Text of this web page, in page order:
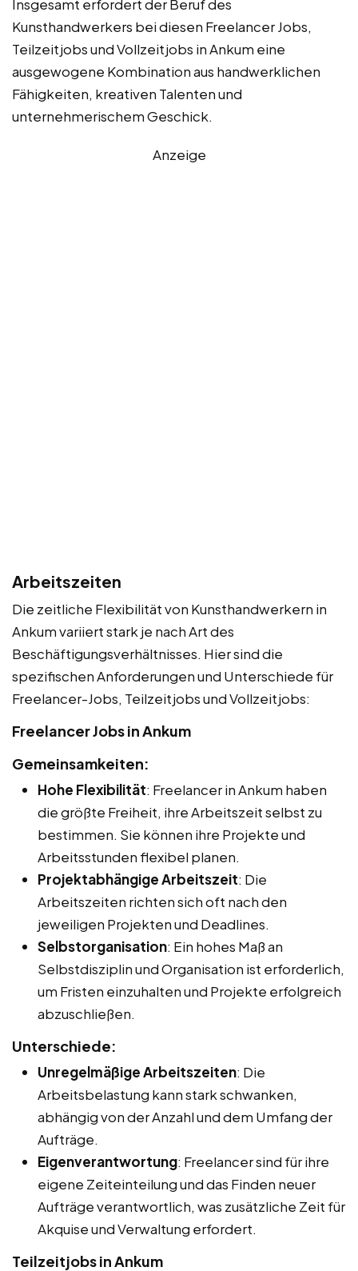
Insgesamt erfordert der Beruf des
Kunsthandwerkers bei diesen Freelancer Jobs,
Teilzeitjobs und Vollzeitjobs in Ankum eine
ausgewogene Kombination aus handwerklichen
Fähigkeiten, kreativen Talenten und
unternehmerischem Geschick.
Anzeige
Arbeitszeiten
Die zeitliche Flexibilität von Kunsthandwerkern in
Ankum variiert stark je nach Art des
Beschäftigungsverhältnisses. Hier sind die
spezifischen Anforderungen und Unterschiede für
Freelancer-Jobs, Teilzeitjobs und Vollzeitjobs:
Freelancer Jobs in Ankum
Gemeinsamkeiten:
Hohe Flexibilität: Freelancer in Ankum haben
die größte Freiheit, ihre Arbeitszeit selbst zu
bestimmen. Sie können ihre Projekte und
Arbeitsstunden flexibel planen.
Projektabhängige Arbeitszeit: Die
Arbeitszeiten richten sich oft nach den
jeweiligen Projekten und Deadlines.
Selbstorganisation: Ein hohes Maß an
Selbstdisziplin und Organisation ist erforderlich,
um Fristen einzuhalten und Projekte erfolgreich
abzuschließen.
Unterschiede:
Unregelmäßige Arbeitszeiten: Die
Arbeitsbelastung kann stark schwanken,
abhängig von der Anzahl und dem Umfang der
Aufträge.
Eigenverantwortung: Freelancer sind für ihre
eigene Zeiteinteilung und das Finden neuer
Aufträge verantwortlich, was zusätzliche Zeit für
Akquise und Verwaltung erfordert.
Teilzeitjobs in Ankum